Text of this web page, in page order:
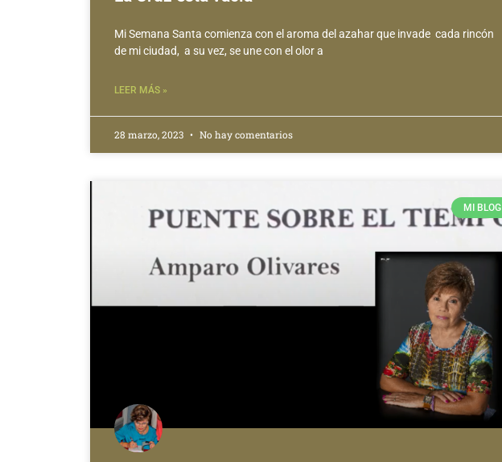
Mi Semana Santa comienza con el aroma del azahar que invade cada rincón
de mi ciudad, a su vez, se une con el olor a
LEER MÁS »
28 marzo, 2023 No hay comentarios
MI BLOG